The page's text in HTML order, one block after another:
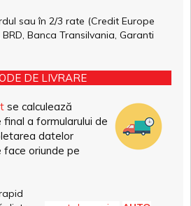
sau în 2/3 rate (Credit Europe
Banca Transilvania, Garanti
DE LIVRARE
se calculează
a formularului de
datelor
face oriunde pe